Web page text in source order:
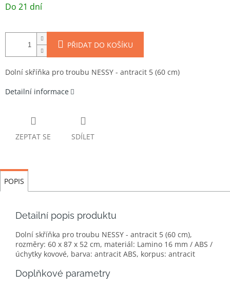
cena:
Do 21 dní
PŘIDAT DO KOŠÍKU
Dolní skříňka pro troubu NESSY - antracit 5 (60 cm)
Detailní informace
ZEPTAT SE SDÍLET
POPIS
Detailní popis produktu
Dolní skříňka pro troubu NESSY - antracit 5 (60 cm),
rozměry: 60 x 87 x 52 cm, materiál: Lamino 16 mm / ABS /
úchytky kovové, barva: antracit ABS, korpus: antracit
Doplňkové parametry